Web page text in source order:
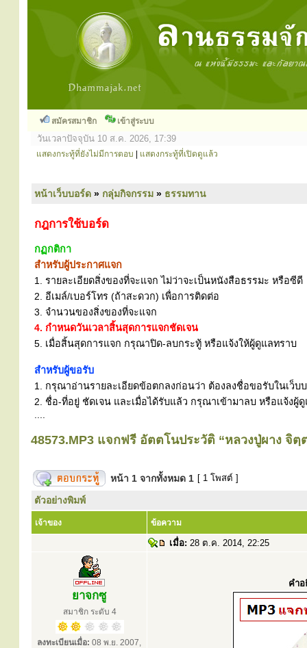
สมัครสมาชิก เข้าสู่ระบบ
วันเวลาปัจจุบัน 10 ส.ค. 2026, 17:39
แสดงกระทู้ที่ยังไม่มีการตอบ แสดงกระทู้ที่เปิดดูแล้ว
หน้าเว็บบอร์ด » กลุ่มกิจกรรม » ธรรมทาน
กฎการใช้บอร์ด
กฏกติกา
สำหรับผู้ประกาศแจก
1. รายละเอียดสิ่งของที่จะแจก ไม่ว่าจะเป็นหนังสือธรรมะ หรือซีดี
2. อีเมล์/เบอร์โทร (ถ้าสะดวก) เพื่อการติดต่อ
3. จำนวนของสิ่งของที่จะแจก
4. กำหนดวันเวลาสิ้นสุดการแจกชัดเจน
5. เมื่อสิ้นสุดการแจก กรุณาปิด-ลบกระทู้ หรือแจ้งให้ผู้ดูแลทราบ
สำหรับผู้ขอรับ
1. กรุณาอ่านรายละเอียดข้อตกลงก่อนว่า ต้องลงชื่อขอรับในเว็บ
2. ชื่อ-ที่อยู่ ชัดเจน และเมื่อได้รับแล้ว กรุณาเข้ามาลบ หรือแจ้ง
48573.MP3 แจกฟรี อัตตโนประวัติ “หลวงปู่ผาง จิตฺ
หน้า 1 จากทั้งหมด 1 [ 1 โพสต์ ]
ตัวอย่างพิมพ์
เจ้าของ ข้อความ
เมื่อ: 28 ต.ค. 2014, 22:25
ยาจกซู
สมาชิก ระดับ 4
ลงทะเบียนเมื่อ: 08 พ.ย. 2007,
คำอ